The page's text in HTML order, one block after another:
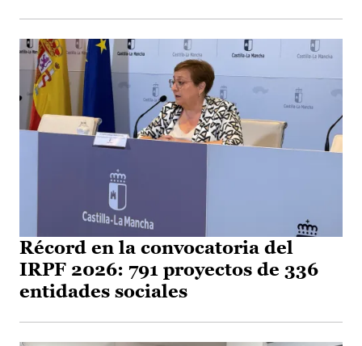
Récord en la convocatoria del
IRPF 2026: 791 proyectos de 336
entidades sociales